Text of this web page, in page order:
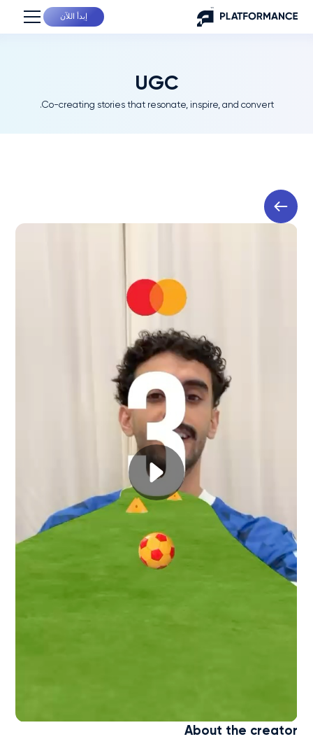
إبدأ اللآن
UGC
Co-creating stories that resonate, inspire, and convert.
About the creator